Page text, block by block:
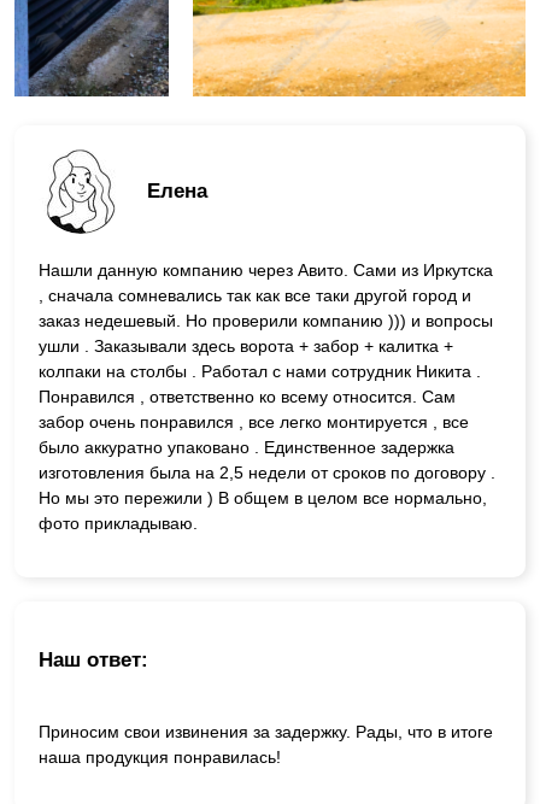
Елена
Нашли данную компанию через Авито. Сами из Иркутска
, сначала сомневались так как все таки другой город и
заказ недешевый. Но проверили компанию ))) и вопросы
ушли . Заказывали здесь ворота + забор + калитка +
колпаки на столбы . Работал с нами сотрудник Никита .
Понравился , ответственно ко всему относится. Сам
забор очень понравился , все легко монтируется , все
было аккуратно упаковано . Единственное задержка
изготовления была на 2,5 недели от сроков по договору .
Но мы это пережили ) В общем в целом все нормально,
фото прикладываю.
Наш ответ:
Приносим свои извинения за задержку. Рады, что в итоге
наша продукция понравилась!